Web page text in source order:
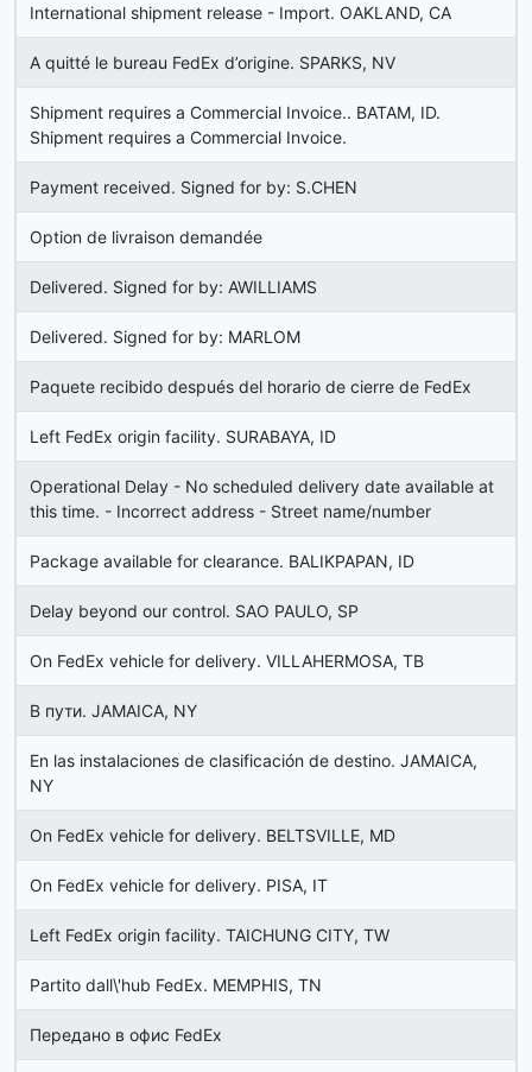
International shipment release - Import. OAKLAND, CA
A quitté le bureau FedEx d’origine. SPARKS, NV
Shipment requires a Commercial Invoice.. BATAM, ID.
Shipment requires a Commercial Invoice.
Payment received. Signed for by: S.CHEN
Option de livraison demandée
Delivered. Signed for by: AWILLIAMS
Delivered. Signed for by: MARLOM
Paquete recibido después del horario de cierre de FedEx
Left FedEx origin facility. SURABAYA, ID
Operational Delay - No scheduled delivery date available at
this time. - Incorrect address - Street name/number
Package available for clearance. BALIKPAPAN, ID
Delay beyond our control. SAO PAULO, SP
On FedEx vehicle for delivery. VILLAHERMOSA, TB
В пути. JAMAICA, NY
En las instalaciones de clasificación de destino. JAMAICA,
NY
On FedEx vehicle for delivery. BELTSVILLE, MD
On FedEx vehicle for delivery. PISA, IT
Left FedEx origin facility. TAICHUNG CITY, TW
Partito dall\'hub FedEx. MEMPHIS, TN
Передано в офис FedEx